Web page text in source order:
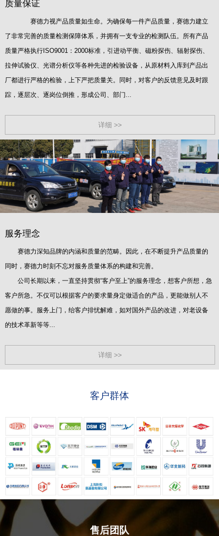
质量保证
赛德力视产品质量如生命。为确保每一件产品质量，赛德力建立
了非常完善的质量检测保障体系，并拥有一支专业的检测队伍。所有产品
质量严格执行ISO9001：2000标准，引进动平衡、磁粉探伤、辐射探伤、
拉伸试验仪、光谱分析仪等各种先进的检验设备，从原材料入库到产品出
厂都进行严格的检验，上下严把质量关。同时，对客户的反馈意见及时跟
踪，逐层次、逐岗位倒推，形成公司、部门...
详细 >>
服务理念
赛德力深知品牌的内涵和质量的范畴。因此，在不断提升产品质量的
同时，赛德力时刻不忘对服务质量体系的构建和完善。
公司长期以来，一直坚持贯彻“客户至上”的服务理念，想客户所想，急
客户所急。不仅可以根据客户的要求量身定做适合的产品，更能做别人不
愿做的事。服务上门，绐客户排忧解难，如对国外产品的改进，对老设备
的技术革新等等...
详细 >>
客户群体
售后团队